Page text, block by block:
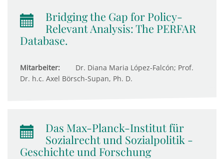
Bridging the Gap for Policy-
Relevant Analysis: The PERFAR
Database.
Mitarbeiter:
Dr. Diana Maria López-Falcón; Prof.
Dr. h.c. Axel Börsch-Supan, Ph. D.
Das Max-Planck-Institut für
Sozialrecht und Sozialpolitik -
Geschichte und Forschung